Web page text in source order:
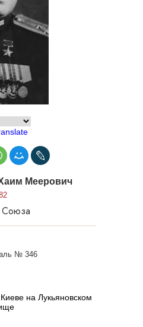
Меерович
Союза
№ 346
на Лукьяновском